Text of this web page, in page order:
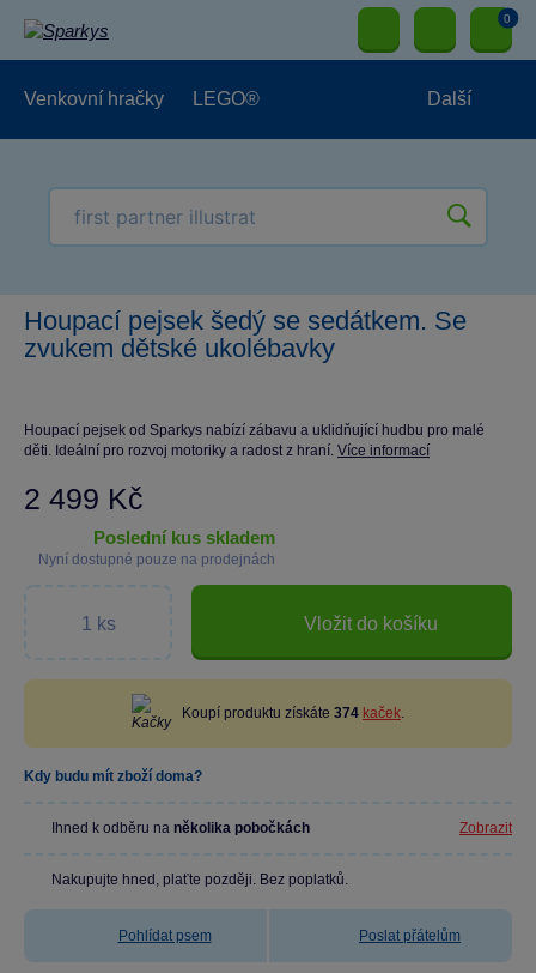
0
Venkovní hračky LEGO® Další
Houpací pejsek šedý se sedátkem. Se
zvukem dětské ukolébavky
Houpací pejsek od Sparkys nabízí zábavu a uklidňující hudbu pro malé
děti. Ideální pro rozvoj motoriky a radost z hraní. Více informací
2 499 Kč
poslední kus skladem
Nyní dostupné pouze na prodejnách
Vložit do košíku
Koupí produktu získáte 374 kaček.
Kdy budu mít zboží doma?
Ihned k odběru na několika pobočkách Zobrazit
Nakupujte hned, plaťte později. Bez poplatků.
Pohlídat psem Poslat přátelům